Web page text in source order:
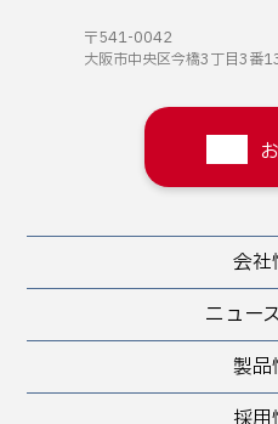
〒541-0042
大阪市中央区今橋3丁目3番
会社
ニュー
製品